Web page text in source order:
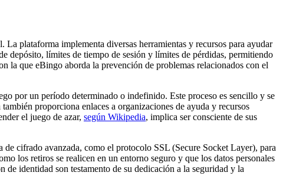
plataforma implementa diversas herramientas y recursos para ayudar
depósito, límites de tiempo de sesión y límites de pérdidas, permitiendo
la que eBingo aborda la prevención de problemas relacionados con el
por un período determinado o indefinido. Este proceso es sencillo y se
proporciona enlaces a organizaciones de ayuda y recursos
el juego de azar, según Wikipedia, implica ser consciente de sus
cifrado avanzada, como el protocolo SSL (Secure Socket Layer), para
los retiros se realicen en un entorno seguro y que los datos personales
identidad son testamento de su dedicación a la seguridad y la